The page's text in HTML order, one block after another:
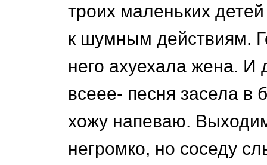
троих маленьких
к шумным действиям.
него ахуехала жена. И
всеее- песня засела
хожу напеваю.
негромко, но соседу